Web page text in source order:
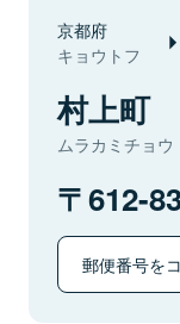
京都府
キョウトフ
村上町
ムラカミチョウ
612-
郵便番号を